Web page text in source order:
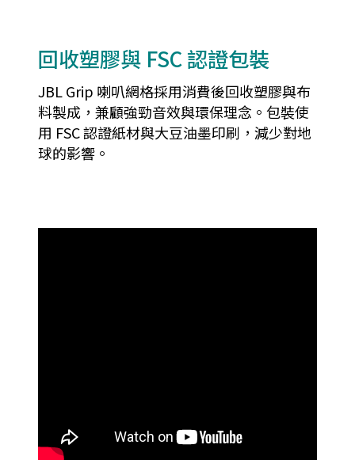
回收塑膠與 FSC 認證包裝
JBL Grip 喇叭網格採用消費後回收塑膠與布
料製成，兼顧強勁音效與環保理念。包裝使
用 FSC 認證紙材與大豆油墨印刷，減少對地
球的影響。